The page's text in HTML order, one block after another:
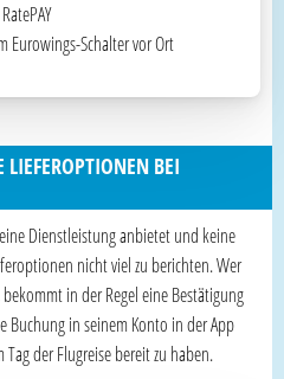
Eurowings-Schalter vor Ort
BEI
Dienstleistung anbietet und keine
nicht viel zu berichten. Wer
in der Regel eine Bestätigung
Buchung in seinem Konto in der App
der Flugreise bereit zu haben.